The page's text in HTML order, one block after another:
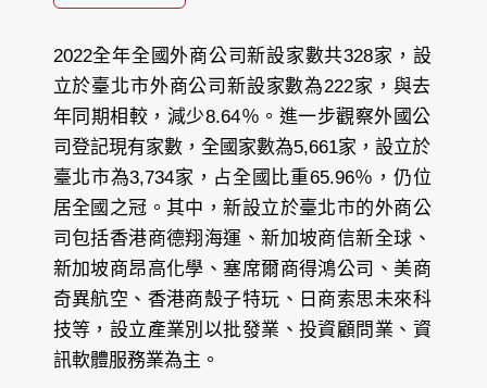
2022全年全國外商公司新設家數共328家，設
立於臺北市外商公司新設家數為222家，與去
年同期相較，減少8.64％。進一步觀察外國公
司登記現有家數，全國家數為5,661家，設立於
臺北市為3,734家，占全國比重65.96％，仍位
居全國之冠。其中，新設立於臺北市的外商公
司包括香港商德翔海運、新加坡商信新全球、
新加坡商昂高化學、塞席爾商得鴻公司、美商
奇異航空、香港商殼子特玩、日商索思未來科
技等，設立產業別以批發業、投資顧問業、資
訊軟體服務業為主。